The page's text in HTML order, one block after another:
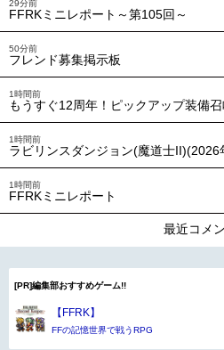
29分前
FFRKミニレポート～第105回～
50分前
フレンド募集掲示板
1時間前
もうすぐ12周年！ピックアップ装備
1時間前
ラビリンスダンジョン(魔道士II)(2026
1時間前
FFRKミニレポート
最近コメ
[PR]編集部おすすめゲーム!!
【FFRK】
FFの記憶世界で戦うRPG